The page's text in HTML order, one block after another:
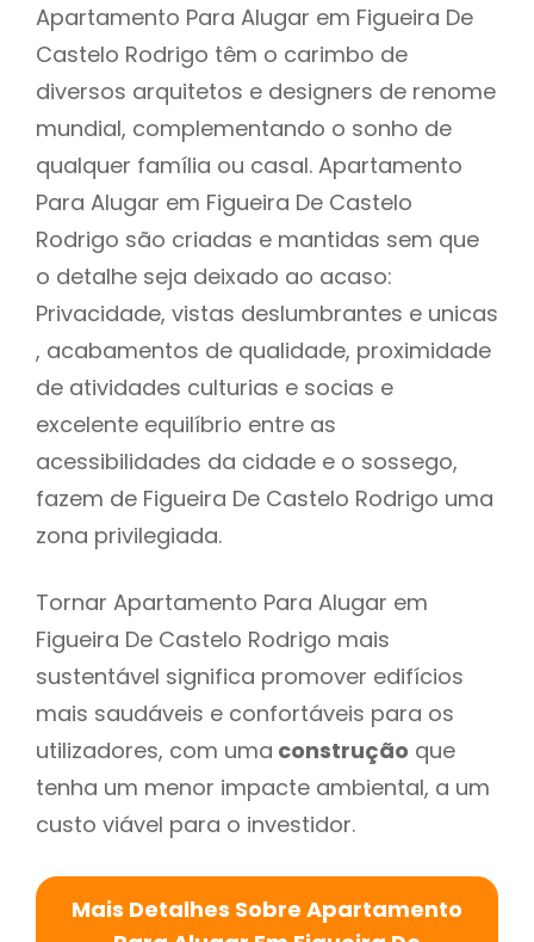
Apartamento Para Alugar em Figueira De
Castelo Rodrigo têm o carimbo de
diversos arquitetos e designers de renome
mundial, complementando o sonho de
qualquer família ou casal. Apartamento
Para Alugar em Figueira De Castelo
Rodrigo são criadas e mantidas sem que
o detalhe seja deixado ao acaso:
Privacidade, vistas deslumbrantes e unicas
, acabamentos de qualidade, proximidade
de atividades culturias e socias e
excelente equilíbrio entre as
acessibilidades da cidade e o sossego,
fazem de Figueira De Castelo Rodrigo uma
zona privilegiada.
Tornar Apartamento Para Alugar em
Figueira De Castelo Rodrigo mais
sustentável significa promover edifícios
mais saudáveis e confortáveis para os
utilizadores, com uma construção que
tenha um menor impacte ambiental, a um
custo viável para o investidor.
Mais Detalhes Sobre Apartamento